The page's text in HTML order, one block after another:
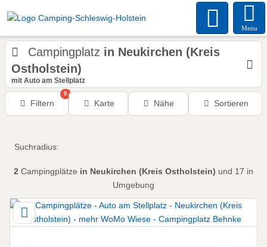
Menu
Campingplatz in Neukirchen (Kreis
Ostholstein)
mit Auto am Stellplatz
Filtern
0
Karte Nähe Sortieren
Suchradius:
2 Campingplätze in Neukirchen (Kreis Ostholstein) und 17 in
Umgebung